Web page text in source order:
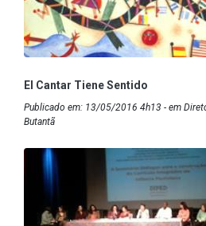
El Cantar Tiene Sentido
Publicado em: 13/05/2016 4h13 - em
Butantã